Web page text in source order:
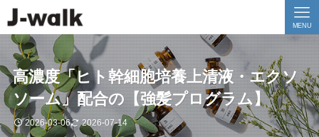
MENU
高濃度「ヒト幹細胞培養上清液・エクソ
ソーム」配合の【強髪プログラム】
2026-03-06 2026-07-14